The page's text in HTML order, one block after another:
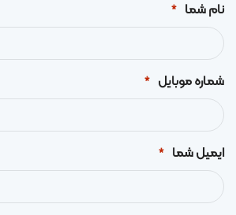
نام شما
*
شماره موبایل *
ایمیل شما *